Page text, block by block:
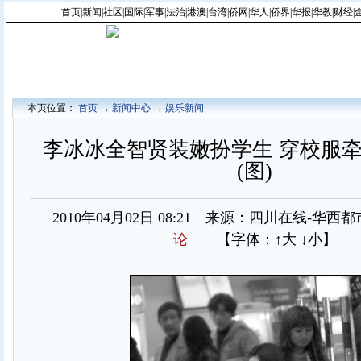
首页|新闻 社区 国际|军事|法治|港澳 台湾|侨网 华人 侨界|华报 华教| 财经|
本页位置：首页→新闻中心→娱乐新闻
李冰冰全智贤装嫩扮学生 穿校服
(图)
2010年04月02日 08:21 来源：四川在线-华西
论【字体： ↑大 ↓小】